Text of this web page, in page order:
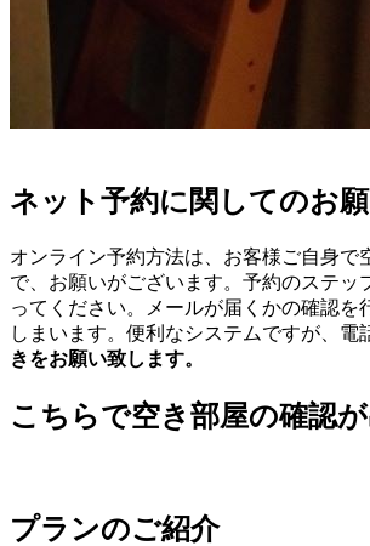
ネット予約に関してのお
オンライン予約方法は、お客様ご自身
で、お願いがございます。予約のステ
ってください。メールが届くかの確認
しまいます。便利なシステムですが、
きをお願い致します。
こちらで空き部屋の確認が
プランのご紹介